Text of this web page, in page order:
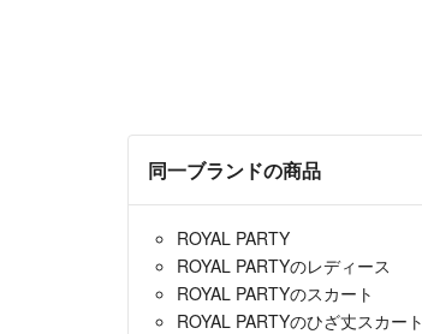
同一ブランドの商品
ROYAL PARTY
ROYAL PARTYのレディース
ROYAL PARTYのスカート
ROYAL PARTYのひざ丈スカート